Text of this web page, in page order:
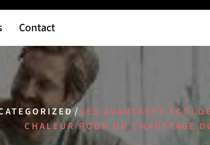
Contact
/ LES AVANTAGES
CHALEUR POUR UN CHAUFFAGE